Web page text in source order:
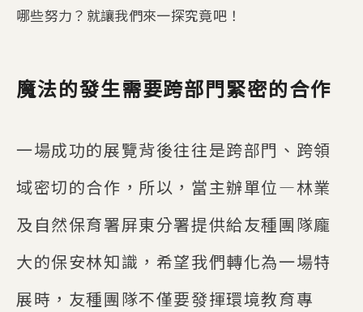
哪些努力？就讓我們來一探究竟吧！
魔法的發生需要跨部門緊密的合作
一場成功的展覽背後往往是跨部門、跨領
域密切的合作，所以，當主辦單位—林業
及自然保育署屏東分署提供給友種團隊龐
大的保安林知識，希望我們轉化為一場特
展時，友種團隊不僅要發揮環境教育專